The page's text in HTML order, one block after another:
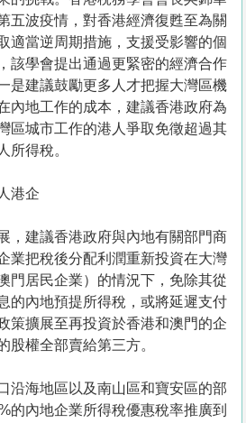
五波疫情，對香港經濟復甦至為關
適當逆周期措施，支援受影響的個
該學會提出通過更緊密的經濟合作
是建議鼓勵更多人才把握大灣區機
內地工作的成本，建議香港政府為
區城市工作的港人爭取免徵超過其
所得稅。
港企
，建議香港政府與內地有關部門商
業把稅後分配利潤重新投資在大灣
門居民企業）的情況下，免除其從
的內地預提所得稅，或將延遲支付
策擴展至再投資於香港和澳門的企
股權全部賣給第三方。
沿海地區以及南山區和寶安區的部
的內地企業所得稅優惠稅率推廣到